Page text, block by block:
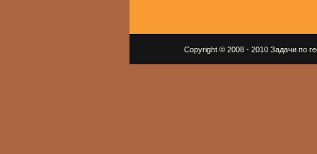
Copyright © 2008 - 2010 Задачи по